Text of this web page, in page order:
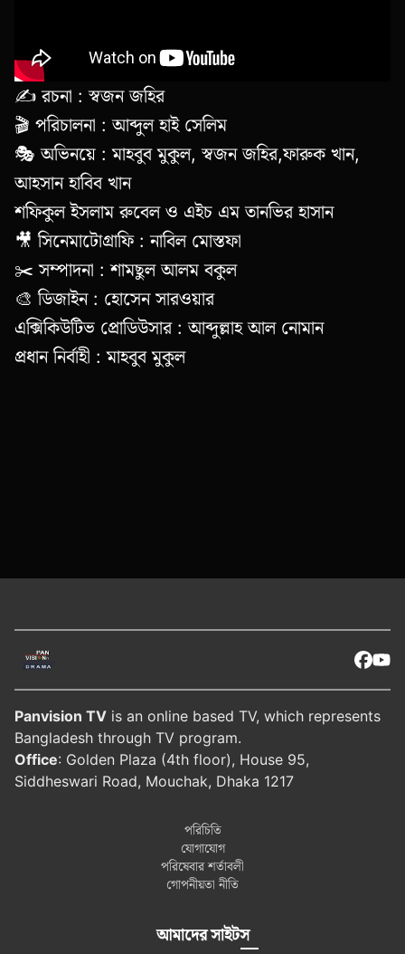
✍️ রচনা : স্বজন জহির
🎬 পরিচালনা : আব্দুল হাই সেলিম
🎭 অভিনয়ে : মাহবুব মুকুল, স্বজন জহির,ফারুক খান,
আহসান হাবিব খান
শফিকুল ইসলাম রুবেল ও এইচ এম তানভির হাসান
🎥 সিনেমাটোগ্রাফি : নাবিল মোস্তফা
✂️ সম্পাদনা : শামছুল আলম বকুল
🎨 ডিজাইন : হোসেন সারওয়ার
এক্সিকিউটিভ প্রোডিউসার : আব্দুল্লাহ আল নোমান
প্রধান নির্বাহী : মাহবুব মুকুল
Panvision TV is an online based TV, which represents
Bangladesh through TV program.
Office: Golden Plaza (4th floor), House 95,
Siddheswari Road, Mouchak, Dhaka 1217
পরিচিতি
যোগাযোগ
পরিষেবার শর্তাবলী
গোপনীয়তা নীতি
আমাদের সাইটস